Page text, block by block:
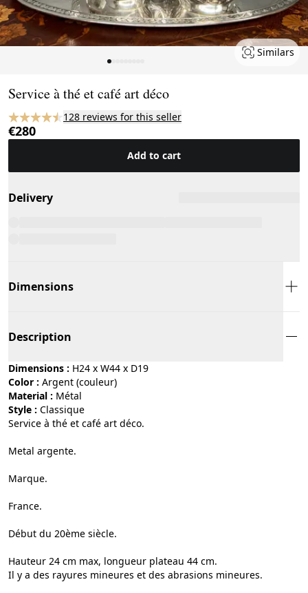
Similars
Service à thé et café art déco
128 reviews for this seller
€280
Add to cart
Delivery
Dimensions
Description
Dimensions : H24 x W44 x D19
Color :
argent (couleur)
Material :
métal
Style :
classique
Service à thé et café art déco.
Metal argente.
Marque.
France.
Début du 20ème siècle.
Hauteur 24 cm max, longueur plateau 44 cm.
Il y a des rayures mineures et des abrasions mineures.